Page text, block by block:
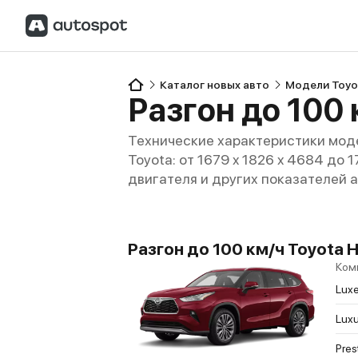
Каталог новых авто Модели
Разгон до
Технические характеристики
Toyota: от 1679 x 1826 x 4684 до
двигателя и других
Разгон до 100 км/ч Toyota